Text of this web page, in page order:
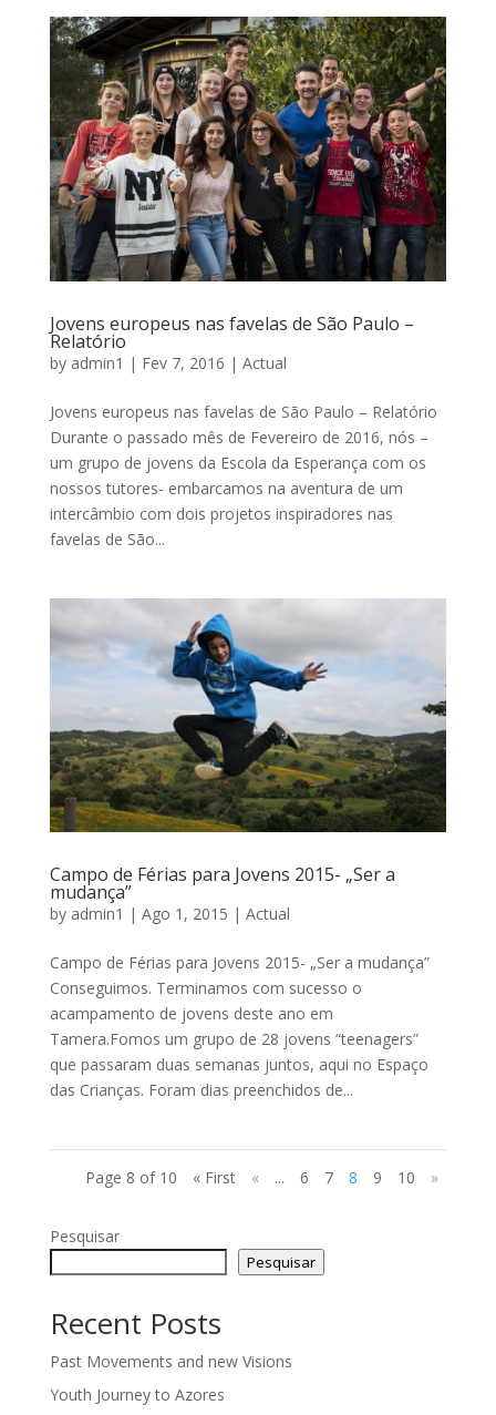
Jovens europeus nas favelas de São Paulo –
Relatório
by admin1 | Fev 7, 2016 | Actual
Jovens europeus nas favelas de São Paulo – Relatório
Durante o passado mês de Fevereiro de 2016, nós –
um grupo de jovens da Escola da Esperança com os
nossos tutores- embarcamos na aventura de um
intercâmbio com dois projetos inspiradores nas
favelas de São...
Campo de Férias para Jovens 2015- „Ser a
mudança”
by admin1 | Ago 1, 2015 | Actual
Campo de Férias para Jovens 2015- „Ser a mudança”
Conseguimos. Terminamos com sucesso o
acampamento de jovens deste ano em
Tamera.Fomos um grupo de 28 jovens “teenagers”
que passaram duas semanas juntos, aqui no Espaço
das Crianças. Foram dias preenchidos de...
Page 8 of 10 « First « ... 6 7 8 9 10 »
Pesquisar
Pesquisar
Recent Posts
Past Movements and new Visions
Youth Journey to Azores